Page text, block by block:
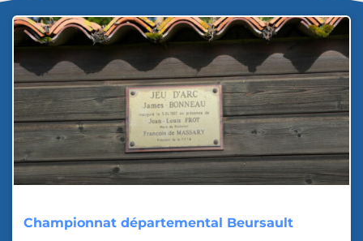
Championnat départemental Beursault